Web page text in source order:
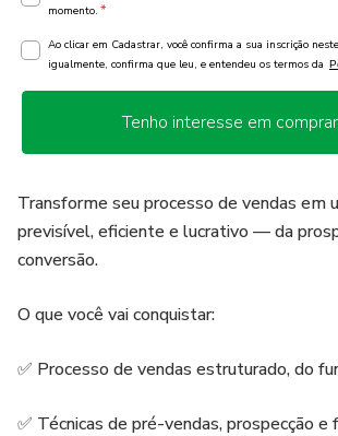
momento. *
Ao clicar em Cadastrar, você confirma a sua inscrição
igualmente, confirma que leu, e entendeu os termos da
Tenho interesse em
Transforme seu processo de vendas em
previsível, eficiente e lucrativo — da
conversão.
O que você vai conquistar:
✅ Processo de vendas estruturado, do
✅ Técnicas de pré-vendas, prospecção e